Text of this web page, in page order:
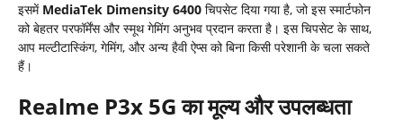
इसमें MediaTek Dimensity 6400 चिपसेट दिया गया है, जो इस स्मार्टफोन
को बेहतर परफॉर्मेंस और स्मूथ गेमिंग अनुभव प्रदान करता है। इस चिपसेट के साथ,
आप मल्टीटास्किंग, गेमिंग, और अन्य हैवी ऐप्स को बिना किसी परेशानी के चला सकते
हैं।
Realme P3x 5Gका मूल्य और उपलब्धता